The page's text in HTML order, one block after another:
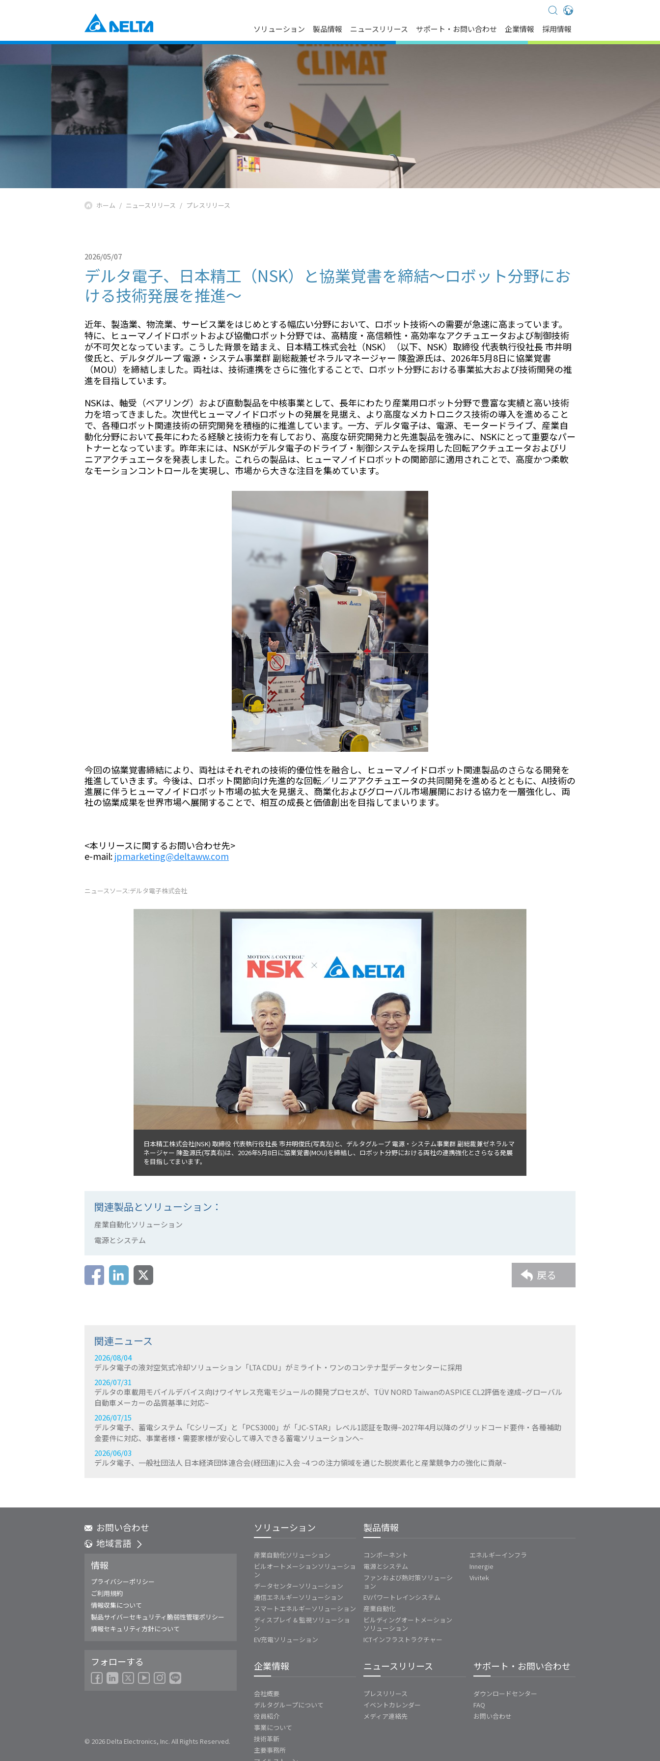
Global - English
Global - 繁體中文
Americas - English
Thailand - ไทย
ソリューション
産業自動化ソリューション
ビルオートメーションソリューション
データセンターソリューション
通信エネルギーソリューション
スマートエネルギーソリューション
ディスプレイ・監視ソリューション
EV充電ソリューション
製品情報
Power Electronics
コンポーネント
電源とシステム
ファンおよび熱対策ソリューション
Mobility
EVパワートレインシステム
ビルディングオートメーション
Infrastructure
ICTインフラストラクチャー
ニュースリリース
プレスリリース
イベントカレンダー
メディア連絡先
サポート・お問い合わせ
ダウンロードセンター
FAQ
お問い合わせ
製品のサイバーセキュリティ脆弱
性管理ポリシー
企業情報
会社概要
デルタグループについて
役員紹介
事業について
主要事業所
マイルストーン
ESG
関連会社一覧
採用情報
ホーム ニュースリリース プレスリリース
2026/05/07
デルタ電子、日本精工（NSK）と協業覚書を締結～ロボット分野にお
ける技術発展を推進～
近年、製造業、物流業、サービス業をはじめとする幅広い分野において、ロボット技術への需要が急速に高まっています。
特に、ヒューマノイドロボットおよび協働ロボット分野では、高精度・高信頼性・高効率なアクチュエータおよび制御技術
が不可欠となっています。こうした背景を踏まえ、日本精工株式会社（NSK）（以下、NSK）取締役 代表執行役社長 市井明
俊氏と、デルタグループ 電源・システム事業群 副総裁兼ゼネラルマネージャー 陳盈源氏は、2026年5月8日に協業覚書
（MOU）を締結しました。両社は、技術連携をさらに強化することで、ロボット分野における事業拡大および技術開発の推
進を目指しています。
NSKは、軸受（ベアリング）および直動製品を中核事業として、長年にわたり産業用ロボット分野で豊富な実績と高い技術
力を培ってきました。次世代ヒューマノイドロボットの発展を見据え、より高度なメカトロニクス技術の導入を進めること
で、各種ロボット関連技術の研究開発を積極的に推進しています。一方、デルタ電子は、電源、モータードライブ、産業自
動化分野において長年にわたる経験と技術力を有しており、高度な研究開発力と先進製品を強みに、NSKにとって重要なパー
トナーとなっています。昨年末には、NSKがデルタ電子のドライブ・制御システムを採用した回転アクチュエータおよびリ
ニアアクチュエータを発表しました。これらの製品は、ヒューマノイドロボットの関節部に適用されことで、高度かつ柔軟
なモーションコントロールを実現し、市場から大きな注目を集めています。
今回の協業覚書締結により、両社はそれぞれの技術的優位性を融合し、ヒューマノイドロボット関連製品のさらなる開発を
推進していきます。今後は、ロボット関節向け先進的な回転／リニアアクチュエータの共同開発を進めるとともに、AI技術の
進展に伴うヒューマノイドロボット市場の拡大を見据え、商業化およびグローバル市場展開における協力を一層強化し、両
社の協業成果を世界市場へ展開することで、相互の成長と価値創出を目指してまいります。
<本リリースに関するお問い合わせ先>
e-mail:jpmarketing@deltaww.com
ニュースソース:デルタ電子株式会社
日本精工株式会社(NSK) 取締役 代表執行役社長 市井明俊氏(写真左)と、デルタグループ 電源・システム事業群 副総裁兼ゼネラルマ
ネージャー 陳盈源氏(写真右)は、2026年5月8日に協業覚書(MOU)を締結し、ロボット分野における両社の連携強化とさらなる発展
を目指してまいます。
関連製品とソリューション：
産業自動化ソリューション
電源とシステム
戻る
関連ニュース
2026/08/04
デルタ電子の液対空気式冷却ソリューション「LTA CDU」がミライト・ワンのコンテナ型データセンターに採用
2026/07/31
デルタの車載用モバイルデバイス向けワイヤレス充電モジュールの開発プロセスが、TÜV NORD TaiwanのASPICE CL2評価を達成~グローバル
自動車メーカーの品質基準に対応~
2026/07/15
デルタ電子、蓄電システム「Cシリーズ」と「PCS3000」が「JC-STAR」レベル1認証を取得~2027年4月以降のグリッドコード要件・各種補助
金要件に対応、事業者様・需要家様が安心して導入できる蓄電ソリューションへ~
2026/06/03
デルタ電子、一般社団法人 日本経済団体連合会(経団連)に入会 ~4 つの注力領域を通じた脱炭素化と産業競争力の強化に貢献~
お問い合わせ
地域言語
Global - 繁體中文
Americas - English
Australia - English
China - 简体中文
EMEA - English
EMEA - Deutsch
India - English
Japan - 日本語
Korea - 한국어
情報
プライバシーポリシー
ご利用規約
情報収集について
製品サイバーセキュリティ脆弱性管理ポリシー
情報セキュリティ方針について
フォローする
© 2026 Delta Electronics, Inc. All Rights Reserved.
ソリューション
産業自動化ソリューション
ビルオートメーションソリューショ
ン
データセンターソリューション
通信エネルギーソリューション
スマートエネルギーソリューション
ディスプレイ & 監視ソリューショ
ン
EV充電ソリューション
製品情報
コンポーネント
電源とシステム
ファンおよび熱対策ソリューシ
ョン
EVパワートレインシステム
産業自動化
ビルディングオートメーション
ソリューション
ICTインフラストラクチャー
エネルギーインフラ
Innergie
Vivitek
企業情報
会社概要
デルタグループについて
役員紹介
事業について
技術革新
主要事務所
ニュースリリース
プレスリリース
イベントカレンダー
メディア連絡先
サポート・お問い合わせ
ダウンロードセンター
FAQ
お問い合わせ